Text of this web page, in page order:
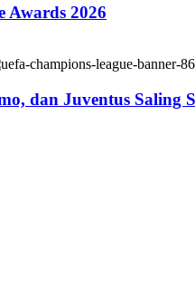
Awards 2026
dan Juventus Saling